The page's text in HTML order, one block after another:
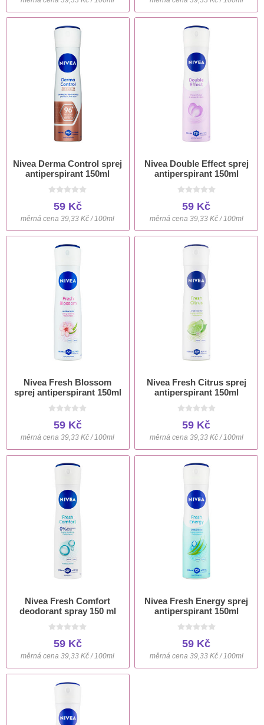
Nivea Derma Control sprej
antiperspirant 150ml
59 Kč
měrná cena 39,33 Kč / 100ml
Nivea Double Effect sprej
antiperspirant 150ml
59 Kč
měrná cena 39,33 Kč / 100ml
Nivea Fresh Blossom
sprej antiperspirant 150ml
59 Kč
měrná cena 39,33 Kč / 100ml
Nivea Fresh Citrus sprej
antiperspirant 150ml
59 Kč
měrná cena 39,33 Kč / 100ml
Nivea Fresh Comfort
deodorant spray 150 ml
59 Kč
měrná cena 39,33 Kč / 100ml
Nivea Fresh Energy sprej
antiperspirant 150ml
59 Kč
měrná cena 39,33 Kč / 100ml